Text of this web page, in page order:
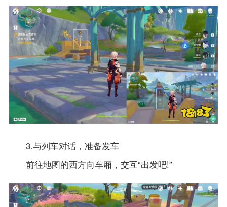
3.与列车对话，准备发车
前往地图的西方向车厢，交互“出发吧!”